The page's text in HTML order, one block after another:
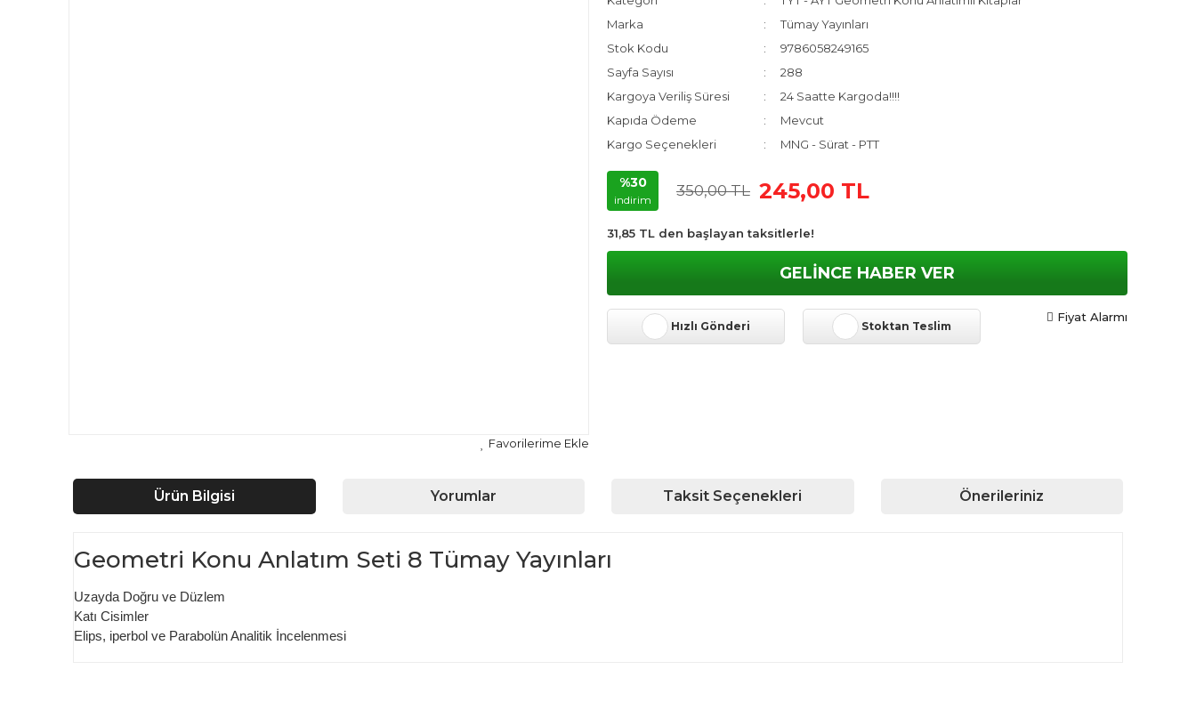
Marka
Tümay Yayınları
Stok Kodu
9786058249165
Sayfa Sayısı
288
Kargoya Veriliş Süresi
24 Saatte Kargoda!!!!
Kapıda Ödeme
Mevcut
Kargo Seçenekleri
MNG - Sürat - PTT
%30
indirim
350,00 TL 245,00 TL
31,85 TL den başlayan taksitlerle!
GELİNCE HABER VER
Hızlı Gönderi Stoktan Teslim
Fiyat Alarmı
Ürün Bilgisi Yorumlar Taksit Seçenekleri Önerileriniz
Geometri Konu Anlatım Seti 8 Tümay Yayınları
Uzayda Doğru ve Düzlem
Katı Cisimler
Elips, iperbol ve Parabolün Analitik İncelenmesi